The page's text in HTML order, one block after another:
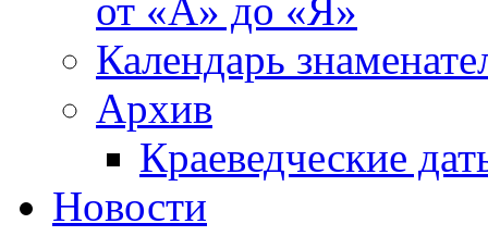
от «А» до «Я»
Календарь
Архив
Краеведческие
Новости